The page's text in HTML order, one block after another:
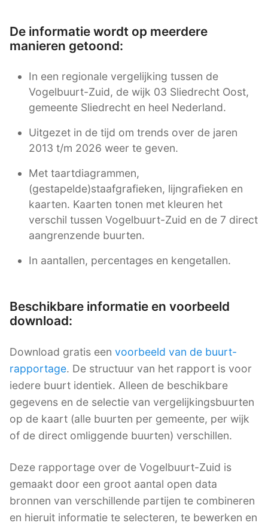
De informatie wordt op meerdere
manieren getoond:
In een regionale vergelijking tussen de
Vogelbuurt-Zuid, de wijk 03 Sliedrecht Oost,
gemeente Sliedrecht en heel Nederland.
Uitgezet in de tijd om trends over de jaren
2013 t/m 2026 weer te geven.
Met taartdiagrammen,
(gestapelde)staafgrafieken, lijngrafieken en
kaarten. Kaarten tonen met kleuren het
verschil tussen Vogelbuurt-Zuid en de 7 direct
aangrenzende buurten.
In aantallen, percentages en kengetallen.
Beschikbare informatie en voorbeeld
download:
Download gratis een voorbeeld van de buurt-
rapportage. De structuur van het rapport is voor
iedere buurt identiek. Alleen de beschikbare
gegevens en de selectie van vergelijkingsbuurten
op de kaart (alle buurten per gemeente, per wijk
of de direct omliggende buurten) verschillen.
Deze rapportage over de Vogelbuurt-Zuid is
gemaakt door een groot aantal open data
bronnen van verschillende partijen te combineren
en hieruit informatie te selecteren, te bewerken en